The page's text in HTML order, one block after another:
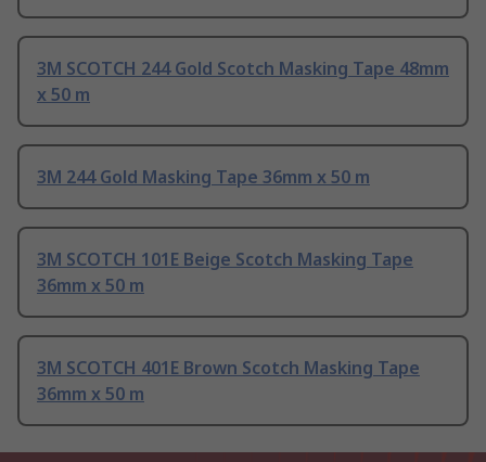
3M SCOTCH 244 Gold Scotch Masking Tape 48mm
x 50 m
3M 244 Gold Masking Tape 36mm x 50 m
3M SCOTCH 101E Beige Scotch Masking Tape
36mm x 50 m
3M SCOTCH 401E Brown Scotch Masking Tape
36mm x 50 m